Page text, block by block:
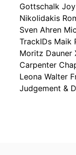
Gottschalk
Nikolidakis
Sven Ahren
TrackIDs Maik
Moritz Dauner
Carpenter
Leona Walter
Judgement &